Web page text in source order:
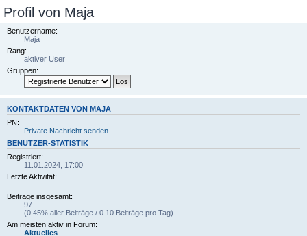
Profil von Maja
Benutzername:
Maja
Rang:
aktiver User
Gruppen:
KONTAKTDATEN VON MAJA
PN:
Private Nachricht senden
BENUTZER-STATISTIK
Registriert:
11.01.2024, 17:00
Letzte Aktivität:
-
Beiträge insgesamt:
97
(0.45% aller Beiträge / 0.10 Beiträge pro Tag)
Am meisten aktiv in Forum:
Aktuelles